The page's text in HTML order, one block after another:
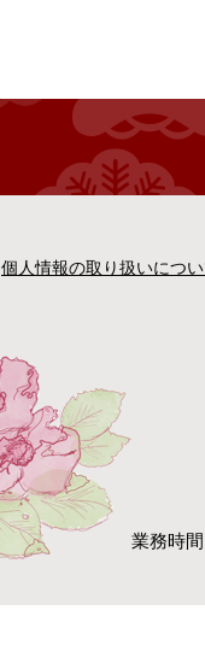
個人情報の取り扱いにつ
業務時